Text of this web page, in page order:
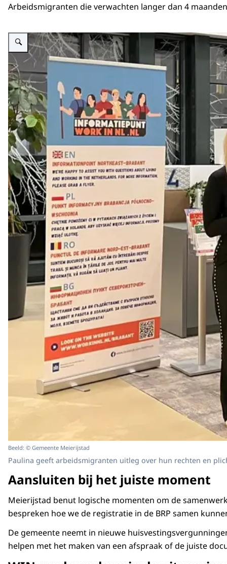
Arbeidsmigranten die verwachten langer dan 4
Vergroot afbeelding Medewerker van het informatiepunt Work in NL
Beeld: © Gemeente Meierijstad
Paulina geeft arbeidsmigranten uitleg over hun rechten en
Aansluiten bij het juiste moment
Meierijstad benut logische momenten om de
bespreken hoe we de registratie in de BRP samen
De gemeente neemt in nieuwe
helpen met het maken van een afspraak of de juiste